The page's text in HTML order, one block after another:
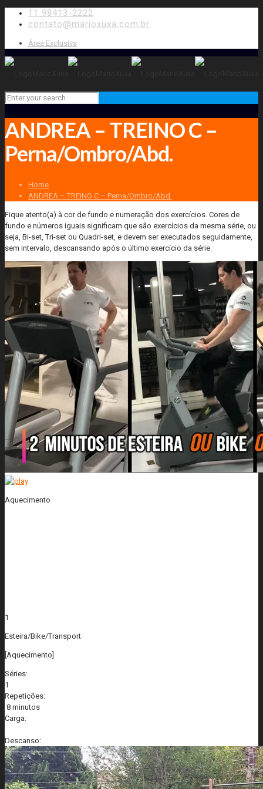
11 98413-2222
contato@marioxuxa.com.br
Área Exclusiva
ANDREA – TREINO C –
Perna/Ombro/Abd.
Home
ANDREA – TREINO C – Perna/Ombro/Abd.
Fique atento(a) à cor de fundo e numeração dos exercícios. Cores de
fundo e números iguais significam que são exercícios da mesma série, ou
seja, Bi-set, Tri-set ou Quadri-set, e devem ser executados seguidamente,
sem intervalo, descansando após o último exercício da série.
Aquecimento
1
Esteira/Bike/Transport
[Aquecimento]
Séries:
1
Repetições:
8 minutos
Carga:
Descanso: